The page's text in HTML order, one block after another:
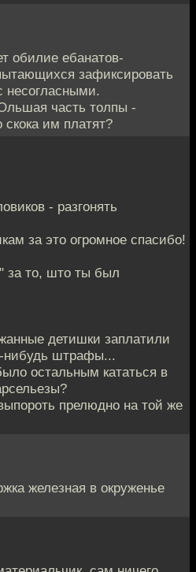
обилие ебанатов-
зафиксировать
несогласными.
часть толпы -
им платят?
- разгонять
за это огромное спасибо!
за то, што ты был
детишки заплатили
нибудь штрафы...
остальным кататься в
прелюдно на той же
железная в окруженье